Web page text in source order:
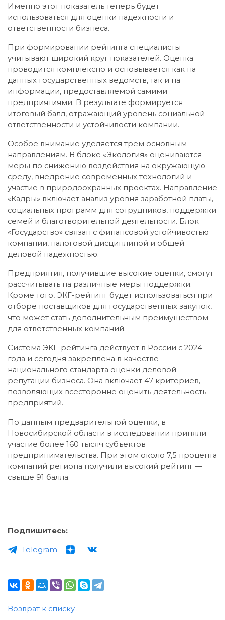
Именно этот показатель теперь будет
использоваться для оценки надежности и
ответственности бизнеса.
При формировании рейтинга специалисты
учитывают широкий круг показателей. Оценка
проводится комплексно и основывается как на
данных государственных ведомств, так и на
информации, предоставляемой самими
предприятиями. В результате формируется
итоговый балл, отражающий уровень социальной
ответственности и устойчивости компании.
Особое внимание уделяется трем основным
направлениям. В блоке «Экология» оцениваются
меры по снижению воздействия на окружающую
среду, внедрение современных технологий и
участие в природоохранных проектах. Направление
«Кадры» включает анализ уровня заработной платы,
социальных программ для сотрудников, поддержки
семей и благотворительной деятельности. Блок
«Государство» связан с финансовой устойчивостью
компании, налоговой дисциплиной и общей
деловой надежностью.
Предприятия, получившие высокие оценки, смогут
рассчитывать на различные меры поддержки.
Кроме того, ЭКГ-рейтинг будет использоваться при
отборе поставщиков для государственных закупок,
что может стать дополнительным преимуществом
для ответственных компаний.
Система ЭКГ-рейтинга действует в России с 2024
года и сегодня закреплена в качестве
национального стандарта оценки деловой
репутации бизнеса. Она включает 47 критериев,
позволяющих всесторонне оценить деятельность
предприятий.
По данным предварительной оценки, в
Новосибирской области в исследовании приняли
участие более 160 тысяч субъектов
предпринимательства. При этом около 7,5 процента
компаний региона получили высокий рейтинг —
свыше 91 балла.
Подпишитесь:
Telegram
Возврат к списку